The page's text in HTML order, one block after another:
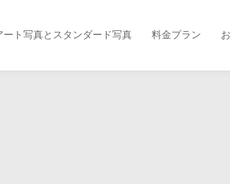
ート写真とスタンダード写真 料金プラン